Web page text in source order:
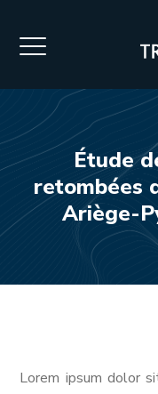
Étude
retombées
Ariège-
Lorem ipsum dolor